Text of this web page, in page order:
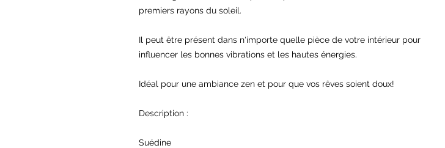
premiers rayons du soleil.
Il peut être présent dans n'importe quelle pièce de votre intérieur pour
influencer les bonnes vibrations et les hautes énergies.
Idéal pour une ambiance zen et pour que vos rêves soient doux!
Description :
Suédine